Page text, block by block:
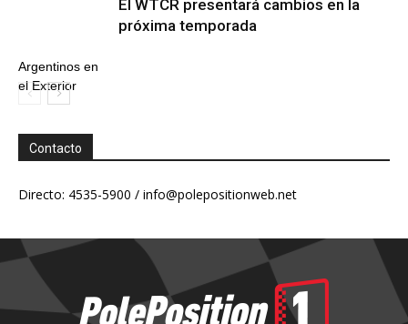
Argentinos en
el Exterior
El WTCR presentará cambios en la
próxima temporada
Contacto
Directo: 4535-5900 / info@polepositionweb.net